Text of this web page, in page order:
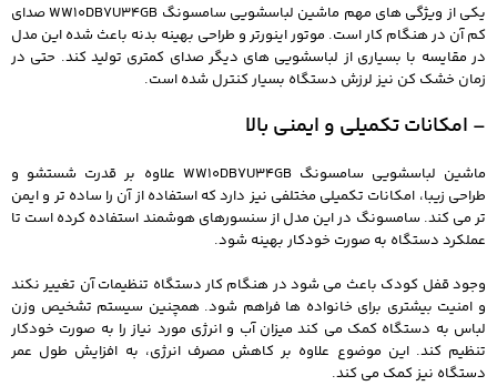
یکی از ویژگی های مهم ماشین لباسشویی سامسونگ WW10DB7U34GB صدای
کم آن در هنگام کار است. موتور اینورتر و طراحی بهینه بدنه باعث شده این مدل
در مقایسه با بسیاری از لباسشویی های دیگر صدای کمتری تولید کند. حتی در
زمان خشک کن نیز لرزش دستگاه بسیار کنترل شده است.
– امکانات تکمیلی و ایمنی بالا
ماشین لباسشویی سامسونگ WW10DB7U34GB علاوه بر قدرت شستشو و
طراحی زیبا، امکانات تکمیلی مختلفی نیز دارد که استفاده از آن را ساده تر و ایمن
تر می کند. سامسونگ در این مدل از سنسورهای هوشمند استفاده کرده است تا
عملکرد دستگاه به صورت خودکار بهینه شود.
وجود قفل کودک باعث می شود در هنگام کار دستگاه تنظیمات آن تغییر نکند
و امنیت بیشتری برای خانواده ها فراهم شود. همچنین سیستم تشخیص وزن
لباس به دستگاه کمک می کند میزان آب و انرژی مورد نیاز را به صورت خودکار
تنظیم کند. این موضوع علاوه بر کاهش مصرف انرژی، به افزایش طول عمر
دستگاه نیز کمک می کند.